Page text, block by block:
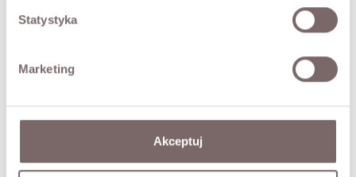
Statystyka
Marketing
Akceptuj
YOU MAY ALSO LIKE
Price
PLN249.00